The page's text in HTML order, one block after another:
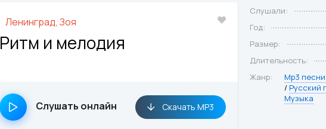
Ленинград, Зоя
Ритм и мелодия
Слушать онлайн Скачать MP3
Слушали:
Год:
Размер:
Длительность:
Жанр:
Mp3 песни
/ Русский
Музыка